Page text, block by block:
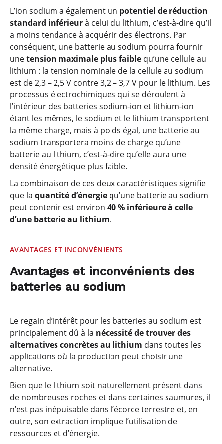
L’ion sodium a également un potentiel de réduction
standard inférieurà celui du lithium, c’est-à-dire qu’il
a moins tendance à acquérir des électrons. Par
conséquent, une batterie au sodium pourra fournir
unetension maximale plus faible qu’une cellule au
lithium : la tension nominale de la cellule au sodium
est de 2,3 – 2,5 V contre 3,2 – 3,7 V pour le lithium. Les
processus électrochimiques qui se déroulent à
l’intérieur des batteries sodium-ion et lithium-ion
étant les mêmes, le sodium et le lithium transportent
la même charge, mais à poids égal, une batterie au
sodium transportera moins de charge qu’une
batterie au lithium, c’est-à-dire qu’elle aura une
densité énergétique plus faible.
La combinaison de ces deux caractéristiques signifie
que la quantité d’énergie qu’une batterie au sodium
peut contenir est environ 40 % inférieure à celle
d’une batterie au lithium.
AVANTAGES ET INCONVÉNIENTS
Avantages et inconvénients des
batteries au sodium
Le regain d’intérêt pour les batteries au sodium est
principalement dû à la nécessité de trouver des
alternatives concrètes au lithium dans toutes les
applications où la production peut choisir une
alternative.
Bien que le lithium soit naturellement présent dans
de nombreuses roches et dans certaines saumures, il
n’est pas inépuisable dans l’écorce terrestre et, en
outre, son extraction implique l’utilisation de
ressources et d’énergie.